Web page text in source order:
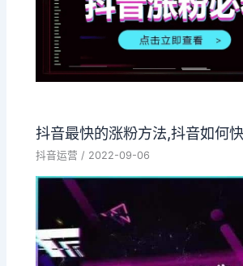
抖音最快的涨粉方法,抖音如何
抖音运营 / 2022-09-06